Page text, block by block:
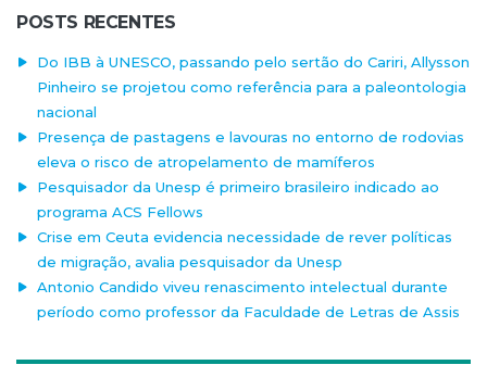
POSTS RECENTES
Do IBB à UNESCO, passando pelo sertão do Cariri, Allysson
Pinheiro se projetou como referência para a paleontologia
nacional
Presença de pastagens e lavouras no entorno de rodovias
eleva o risco de atropelamento de mamíferos
Pesquisador da Unesp é primeiro brasileiro indicado ao
programa ACS Fellows
Crise em Ceuta evidencia necessidade de rever políticas
de migração, avalia pesquisador da Unesp
Antonio Candido viveu renascimento intelectual durante
período como professor da Faculdade de Letras de Assis